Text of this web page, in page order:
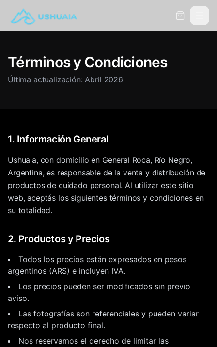
Carrito
Términos y Condiciones
Última actualización: Abril 2026
1. Información General
Ushuaia, con domicilio en General Roca, Río Negro,
Argentina, es responsable de la venta y distribución de
productos de cuidado personal. Al utilizar este sitio
web, aceptás los siguientes términos y condiciones en
su totalidad.
2. Productos y Precios
Todos los precios están expresados en pesos
argentinos (ARS) e incluyen IVA.
Los precios pueden ser modificados sin previo
aviso.
Las fotografías son referenciales y pueden variar
respecto al producto final.
Nos reservamos el derecho de limitar las